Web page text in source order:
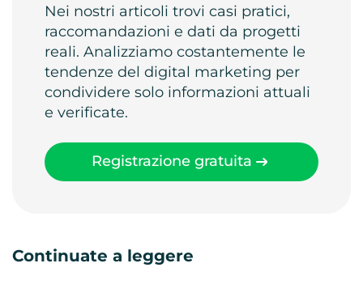
Nei nostri articoli trovi casi pratici,
raccomandazioni e dati da progetti
reali. Analizziamo costantemente le
tendenze del digital marketing per
condividere solo informazioni attuali
e verificate.
Registrazione gratuita
Continuate a leggere